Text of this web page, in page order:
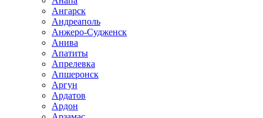
Ангарск
Андреаполь
Анжеро-Судженск
Анива
Апатиты
Апрелевка
Апшеронск
Аргун
Ардатов
Ардон